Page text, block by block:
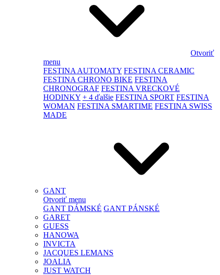
Otvoriť
menu
FESTINA AUTOMATY FESTINA CERAMIC
FESTINA CHRONO BIKE FESTINA
CHRONOGRAF FESTINA VRECKOVÉ
HODINKY + 4 ďalšie FESTINA SPORT FESTINA
WOMAN FESTINA SMARTIME FESTINA SWISS
MADE
GANT
Otvoriť menu
GANT DÁMSKÉ GANT PÁNSKÉ
GARET
GUESS
HANOWA
INVICTA
JACQUES LEMANS
JOALIA
JUST WATCH